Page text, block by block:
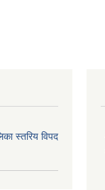
स्तरिय विपद